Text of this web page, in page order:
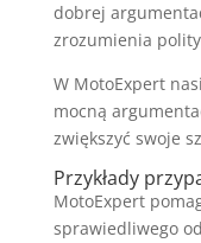
dobrej
zrozumienia
W MotoExpert
mocną
zwiększyć swoje
Przykłady
MotoExpert
sprawiedliwego